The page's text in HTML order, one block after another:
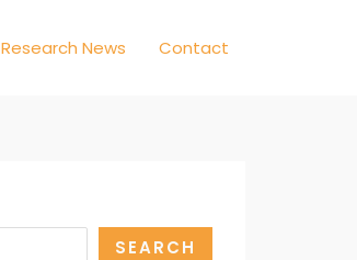
Research News Contact
SEARCH